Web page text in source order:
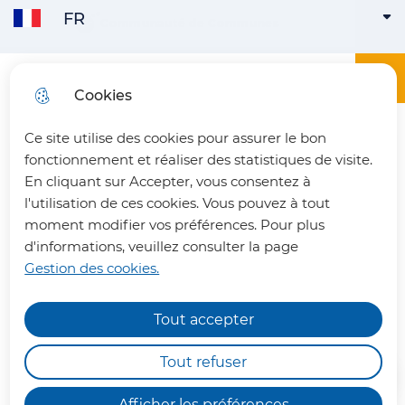
Cookies
Ce site utilise des cookies pour assurer le bon
fonctionnement et réaliser des statistiques de visite.
En cliquant sur Accepter, vous consentez à
l'utilisation de ces cookies. Vous pouvez à tout
moment modifier vos préférences. Pour plus
d'informations, veuillez consulter la page
Gestion des cookies.
Tout accepter
Tout refuser
Aller
du site
fermer
Chemins de randonnée
impraticables
Nous vous informons qu'en raison des dégâts
Office du tourisme du Pays du Vermandois
Menu principal
FR
FRANÇAIS
Ateliers créatifs fête des
parents